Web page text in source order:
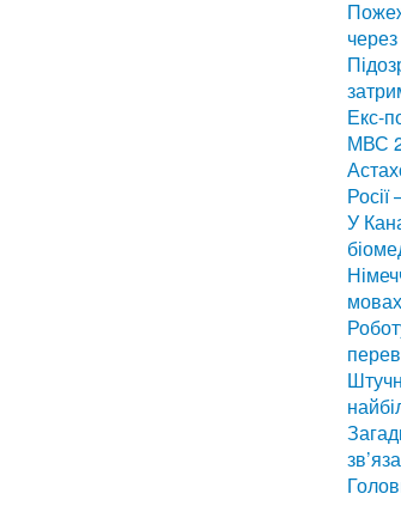
через
Екс-
МВС
Росії
У
мовах